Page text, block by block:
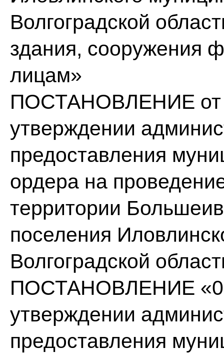
Волгоградской
здания, сооружения
лицам»
ПОСТАНОВЛЕНИЕ от
утверждении
предоставления
ордера на
территории
поселения
Волгоградской
ПОСТАНОВЛЕНИЕ
утверждении
предоставления